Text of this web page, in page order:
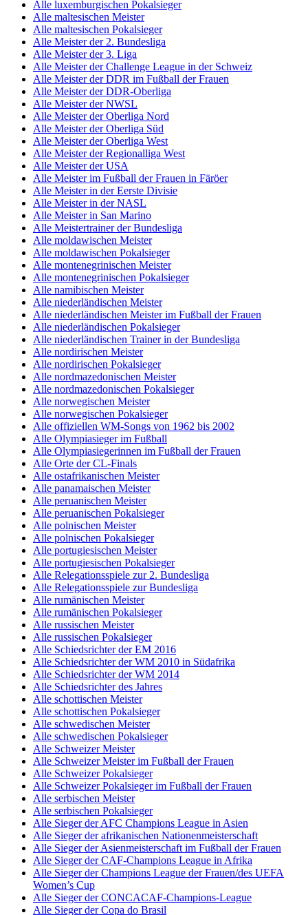
Alle luxemburgischen Pokalsieger
Alle maltesischen Meister
Alle maltesischen Pokalsieger
Alle Meister der 2. Bundesliga
Alle Meister der 3. Liga
Alle Meister der Challenge League in der Schweiz
Alle Meister der DDR im Fußball der Frauen
Alle Meister der DDR-Oberliga
Alle Meister der NWSL
Alle Meister der Oberliga Nord
Alle Meister der Oberliga Süd
Alle Meister der Oberliga West
Alle Meister der Regionalliga West
Alle Meister der USA
Alle Meister im Fußball der Frauen in Färöer
Alle Meister in der Eerste Divisie
Alle Meister in der NASL
Alle Meister in San Marino
Alle Meistertrainer der Bundesliga
Alle moldawischen Meister
Alle moldawischen Pokalsieger
Alle montenegrinischen Meister
Alle montenegrinischen Pokalsieger
Alle namibischen Meister
Alle niederländischen Meister
Alle niederländischen Meister im Fußball der Frauen
Alle niederländischen Pokalsieger
Alle niederländischen Trainer in der Bundesliga
Alle nordirischen Meister
Alle nordirischen Pokalsieger
Alle nordmazedonischen Meister
Alle nordmazedonischen Pokalsieger
Alle norwegischen Meister
Alle norwegischen Pokalsieger
Alle offiziellen WM-Songs von 1962 bis 2002
Alle Olympiasieger im Fußball
Alle Olympiasiegerinnen im Fußball der Frauen
Alle Orte der CL-Finals
Alle ostafrikanischen Meister
Alle panamaischen Meister
Alle peruanischen Meister
Alle peruanischen Pokalsieger
Alle polnischen Meister
Alle polnischen Pokalsieger
Alle portugiesischen Meister
Alle portugiesischen Pokalsieger
Alle Relegationsspiele zur 2. Bundesliga
Alle Relegationsspiele zur Bundesliga
Alle rumänischen Meister
Alle rumänischen Pokalsieger
Alle russischen Meister
Alle russischen Pokalsieger
Alle Schiedsrichter der EM 2016
Alle Schiedsrichter der WM 2010 in Südafrika
Alle Schiedsrichter der WM 2014
Alle Schiedsrichter des Jahres
Alle schottischen Meister
Alle schottischen Pokalsieger
Alle schwedischen Meister
Alle schwedischen Pokalsieger
Alle Schweizer Meister
Alle Schweizer Meister im Fußball der Frauen
Alle Schweizer Pokalsieger
Alle Schweizer Pokalsieger im Fußball der Frauen
Alle serbischen Meister
Alle serbischen Pokalsieger
Alle Sieger der AFC Champions League in Asien
Alle Sieger der afrikanischen Nationenmeisterschaft
Alle Sieger der Asienmeisterschaft im Fußball der Frauen
Alle Sieger der CAF-Champions League in Afrika
Alle Sieger der Champions League der Frauen/des UEFA
Women’s Cup
Alle Sieger der CONCACAF-Champions-League
Alle Sieger der Copa do Brasil